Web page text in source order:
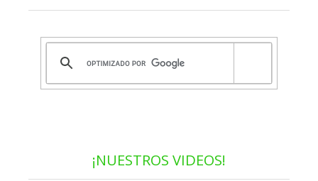
¡NUESTROS VIDEOS!